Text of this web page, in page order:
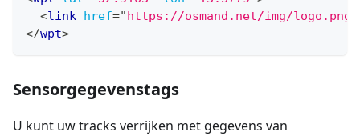
<link href="https://osmand.net/img/logo.png
</wpt>
Sensorgegevenstags
U kunt uw tracks verrijken met gegevens van